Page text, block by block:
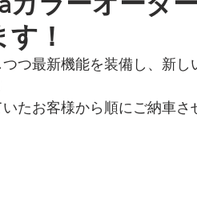
！
つ最新機能を装備し、新
たお客様から順にご納車